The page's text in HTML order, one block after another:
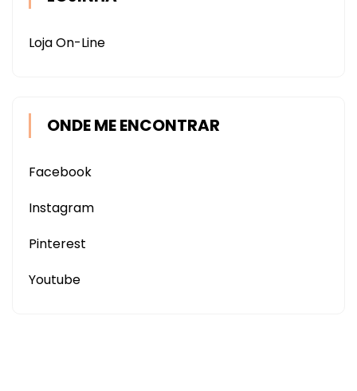
Loja On-Line
ONDE ME ENCONTRAR
Facebook
Instagram
Pinterest
Youtube